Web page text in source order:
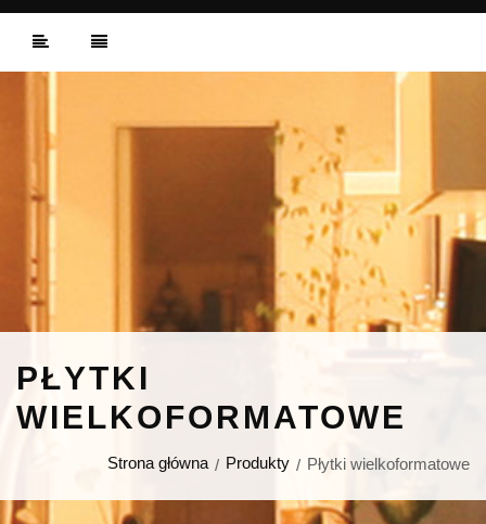
PŁYTKI
WIELKOFORMATOWE
Strona główna Produkty Płytki wielkoformatowe